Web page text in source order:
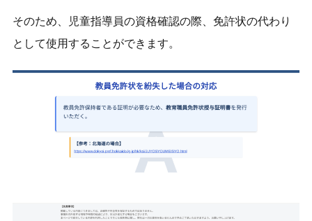
そのため、児童指導員の資格確認の際、免許状の代わり
として使用することができます。